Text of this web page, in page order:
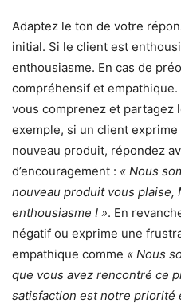
Adaptez le ton de votre
initial. Si le client est
enthousiasme. En cas de
compréhensif et
vous comprenez et partagez
exemple, si un client exprime
nouveau produit, répondez
d’encouragement : « Nous
nouveau produit vous plaise,
enthousiasme ! ». En
négatif ou exprime une
empathique comme « Nous
que vous avez rencontré ce
satisfaction est notre priorité